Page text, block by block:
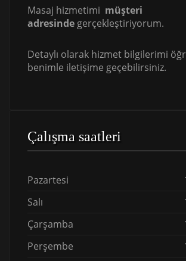
Masaj hizmetimi müşteri
adresinde gerçekleştiriyorum.
Detaylı olarak hizmet bilgilerimi
benimle iletişime geçebilirsiniz.
Çalışma saatleri
Pazartesi
Salı
Çarşamba
Perşembe